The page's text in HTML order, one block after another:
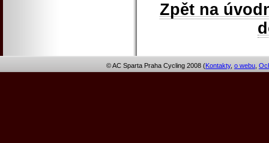
Zpět na
© AC Sparta Praha Cycling 2008 (Kontakty, o webu